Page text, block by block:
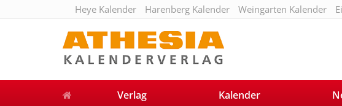
Heye Kalender Harenberg Kalender Weingarten Kalender
Verlag Kalender